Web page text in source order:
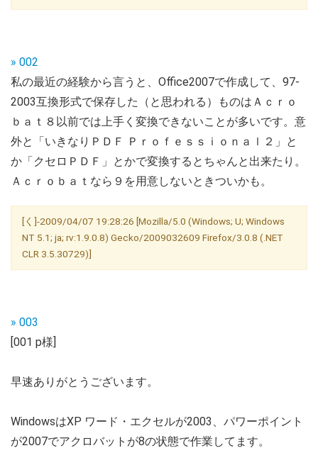
» 002
私の最近の経験から言うと、Office2007で作成して、97-
2003互換形式で保存した（と思われる）ものはＡｃｒｏ
ｂａｔ８以前では上手く変換できないことが多いです。意
外と「いきなりＰＤＦ Ｐｒｏｆｅｓｓｉｏｎａｌ２」と
か「クセロＰＤＦ」とかで変換するとちゃんと出来たり。
Ａｃｒｏｂａｔなら９を用意しないときついかも。
[く]-2009/04/07 19:28:26 [Mozilla/5.0 (Windows; U; Windows
NT 5.1; ja; rv:1.9.0.8) Gecko/2009032609 Firefox/3.0.8 (.NET
CLR 3.5.30729)]
» 003
[001 p様]
早速ありがとうございます。
WindowsはXP ワード・エクセルが2003、パワーポイント
が2007でアクロバットが8の状態で作業してます。